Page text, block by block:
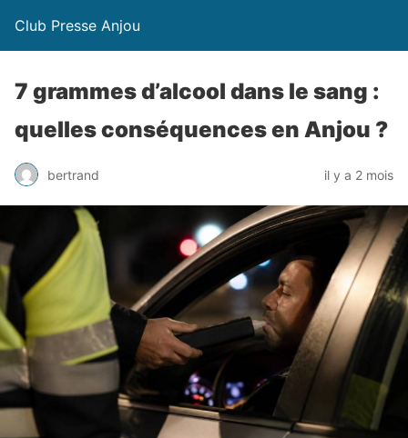
Club Presse Anjou
7 grammes d’alcool dans le sang :
quelles conséquences en Anjou ?
bertrand il y a 2 mois